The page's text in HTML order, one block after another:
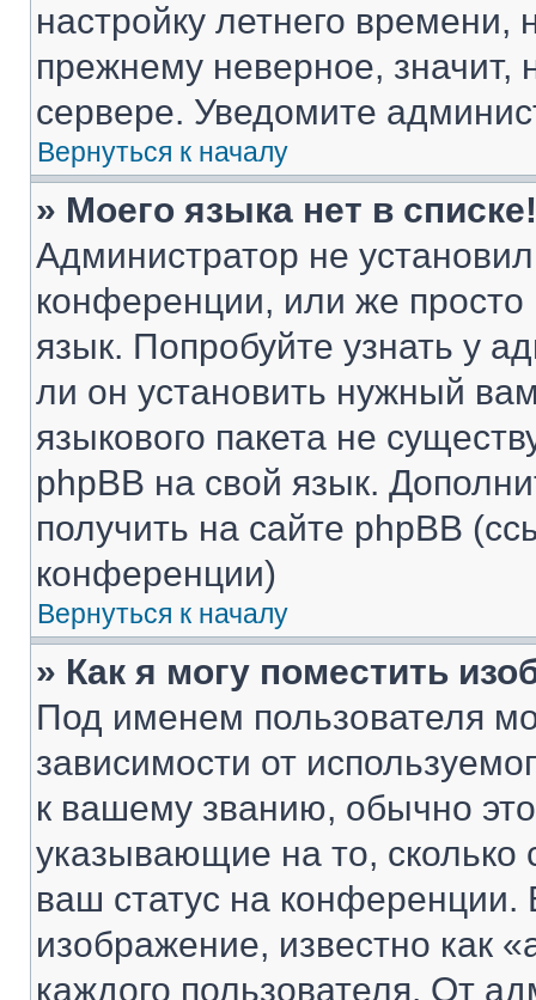
настройку летнего
прежнему неверное, значит,
сервере. Уведомите
Вернуться к началу
» Моего языка нет в списке!
Администратор не
конференции, или же
язык. Попробуйте узнать у
ли он установить нужный
языкового пакета не
phpBB на свой язык.
получить на сайте phpBB
конференции)
Вернуться к началу
» Как я могу поместить
Под именем пользователя
зависимости от
к вашему званию, обычно это
указывающие на то,
ваш статус на
изображение, известно как
каждого пользователя. От